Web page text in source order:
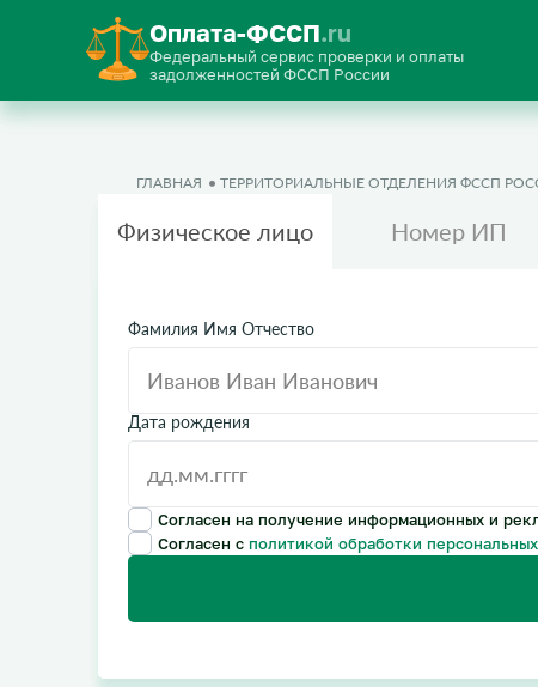
Оплата-ФССП.ru
Федеральный сервис проверки и оплаты
задолженностей ФССП России
ГЛАВНАЯ ТЕРРИТОРИАЛЬНЫЕ ОТДЕЛЕНИЯ ФССП
Физическое лицо Номер ИП
Фамилия Имя Отчество
Дата рождения
Согласен на получение информационных и
Согласен с политикой обработки